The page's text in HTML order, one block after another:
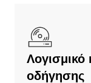
Λογισμικό
οδήγησης